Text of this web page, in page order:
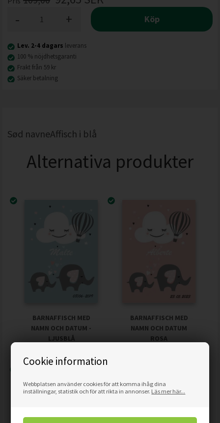
Cookie information
Webbplatsen använder cookies för att komma ihåg dina
inställningar, statistik och för att rikta in annonser. Läs mer här...
+
- Köp
Lev. 2-4 dagars leverans
100 % nöjdhetsgaranti
Frakt från 59 kr
Säker betalning
Sød navneAffisch i blå
Alternativa produkter
BARNAFFISCH MED
NAMN OCH DATUM -
LJUSBLÅ
BARNAFFISCH MED
NAMN OCH DATUM
ROSA